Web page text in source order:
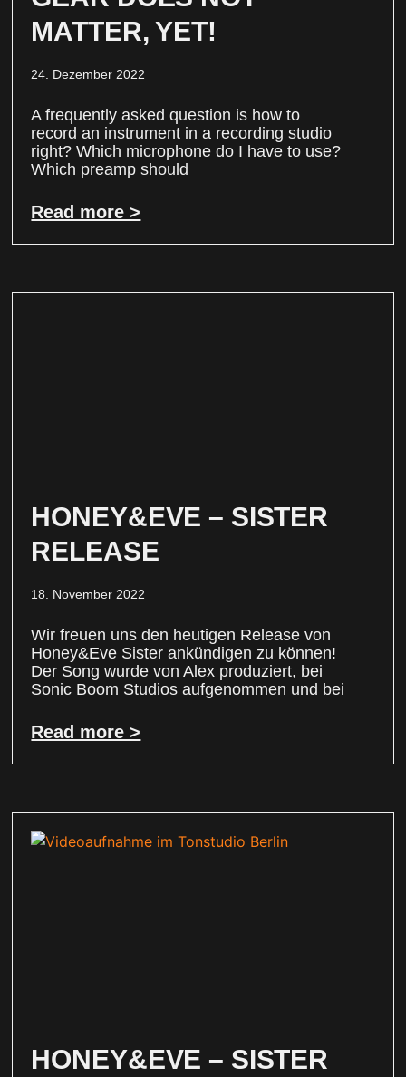
MATTER, YET!
24. Dezember 2022
A frequently asked question is how to
record an instrument in a recording studio
right? Which microphone do I have to use?
Which preamp should
Read more >
HONEY&EVE – SISTER
RELEASE
18. November 2022
Wir freuen uns den heutigen Release von
Honey&Eve Sister ankündigen zu können!
Der Song wurde von Alex produziert, bei
Sonic Boom Studios aufgenommen und bei
Read more >
HONEY&EVE – SISTER